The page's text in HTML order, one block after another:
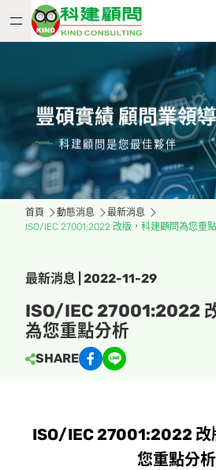
豐碩實績 顧問業領
科建顧問是您最佳夥伴
首頁 動態消息
最新消息
ISO/IEC 27001:2022 改版，科建顧問為您重
最新消息 | 2022-11-29
ISO/IEC 27001:2022
為您重點分析
SHARE
ISO/IEC 27001:2022 改
您重點分析